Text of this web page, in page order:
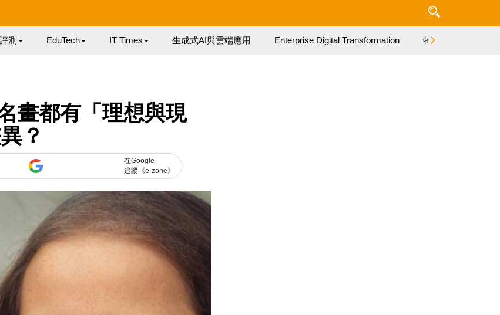
測 EduTech IT Times 生成式AI與雲端應用 Enterprise Digital Transformation 特集
畫都有「理想與現
？
在Google
追蹤《e-zone》